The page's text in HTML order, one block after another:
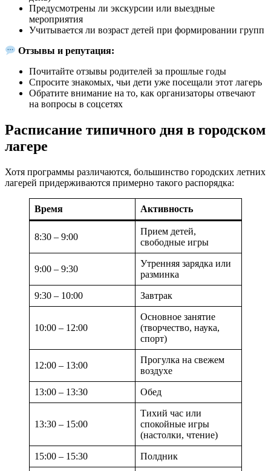
Предусмотрены ли экскурсии или выездные
мероприятия
Учитывается ли возраст детей при формировании групп
Отзывы и репутация:
Почитайте отзывы родителей за прошлые годы
Спросите знакомых, чьи дети уже посещали этот лагерь
Обратите внимание на то, как организаторы отвечают
на вопросы в соцсетях
Расписание типичного дня в городском
лагере
Хотя программы различаются, большинство городских летних
лагерей придерживаются примерно такого распорядка:
Время Активность
8:30 – 9:00
Прием детей,
свободные игры
9:00 – 9:30
Утренняя зарядка или
разминка
9:30 – 10:00 Завтрак
10:00 – 12:00
Основное занятие
(творчество, наука,
спорт)
12:00 – 13:00
Прогулка на свежем
воздухе
13:00 – 13:30 Обед
13:30 – 15:00
Тихий час или
спокойные игры
(настолки, чтение)
15:00 – 15:30 Полдник